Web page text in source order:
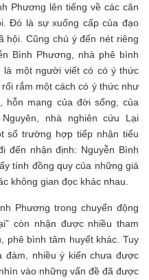
Phương lên tiếng về các căn
Đó là sự xuống cấp của đạo
hội. Cũng chú ý đến nét riêng
Bình Phương, nhà phê bình
là một người viết có có ý thức
rắm một cách có ý thức như
hỗn mang của đời sống, của
nhà nghiên cứu Lại
số trường hợp tiếp nhận tiểu
đến nhận định: Nguyễn Bình
tính đồng quy của những giá
không gian đọc khác nhau.
Phương trong chuyển động
còn nhận được nhiều tham
phê bình tâm huyết khác. Tuy
đàm, nhiều ý kiến chưa được
vào những vấn đề đã được